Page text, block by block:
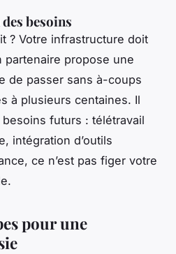
besoins
? Votre infrastructure doit
propose une
de passer sans à-coups
à plusieurs centaines. Il
futurs : télétravail
intégration d’outils
ce n’est pas figer votre
pour une